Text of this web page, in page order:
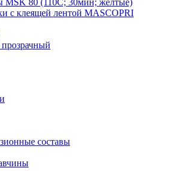
MSK 80 (110С; 30мин; желтые)
с клеящей лентой MASCOPRI
составы